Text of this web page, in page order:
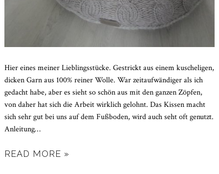
Hier eines meiner Lieblingsstücke. Gestrickt aus einem kuscheligen,
dicken Garn aus 100% reiner Wolle. War zeitaufwändiger als ich
gedacht habe, aber es sieht so schön aus mit den ganzen Zöpfen,
von daher hat sich die Arbeit wirklich gelohnt. Das Kissen macht
sich sehr gut bei uns auf dem Fußboden, wird auch seht oft genutzt.
Anleitung…
READ MORE »